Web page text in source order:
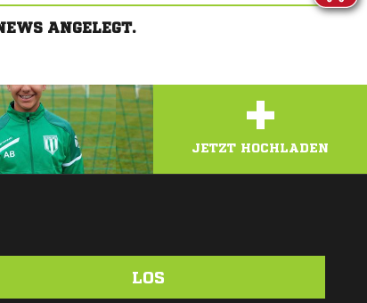
ANGELEGT.
+
JETZT HOCHLADEN
LOS